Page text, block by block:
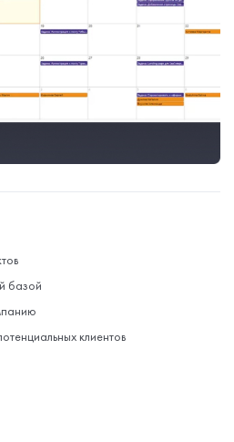
базой
клиентов